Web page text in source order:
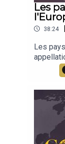
Les
38:24 |
Les
langue,
sur les
voisin
avec
Baptiste